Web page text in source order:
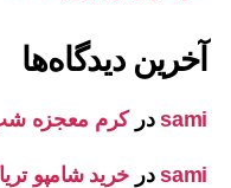
آخرین دیدگاه‌ها
samiدرکرم معجزه
samiدر خرید شامپو